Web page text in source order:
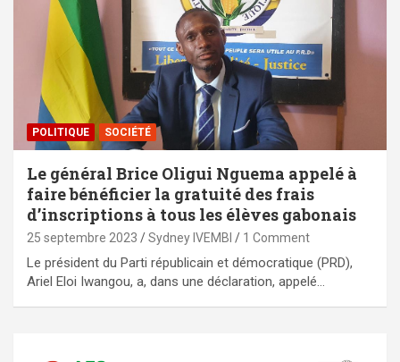
POLITIQUE SOCIÉTÉ
Le général Brice Oligui Nguema appelé à
faire bénéficier la gratuité des frais
d’inscriptions à tous les élèves gabonais
25 septembre 2023 Sydney IVEMBI 1 Comment
Le président du Parti républicain et démocratique (PRD),
Ariel Eloi Iwangou, a, dans une déclaration, appelé…